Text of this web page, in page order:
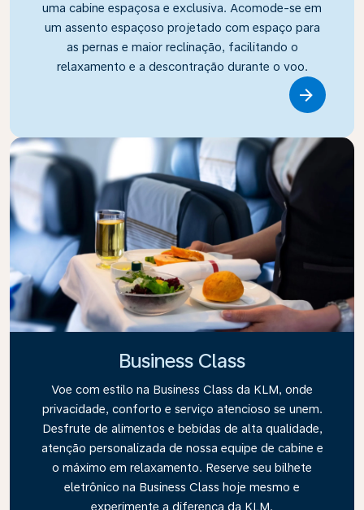
uma cabine espaçosa e exclusiva. Acomode-se em
um assento espaçoso projetado com espaço para
as pernas e maior reclinação, facilitando o
relaxamento e a descontração durante o voo.
Business Class
Voe com estilo na Business Class da KLM, onde
privacidade, conforto e serviço atencioso se unem.
Desfrute de alimentos e bebidas de alta qualidade,
atenção personalizada de nossa equipe de cabine e
o máximo em relaxamento. Reserve seu bilhete
eletrônico na Business Class hoje mesmo e
experimente a diferença da KLM.